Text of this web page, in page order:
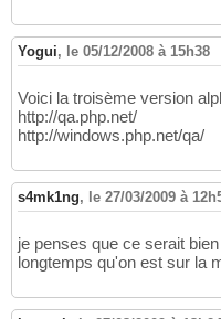
Yogui, le 05/12/2008 à 15h38
Voici la troisème version
http://qa.php.net/
http://windows.php.net/qa/
s4mk1ng, le 27/03/2009 à
je penses que ce serait
longtemps qu'on est sur la